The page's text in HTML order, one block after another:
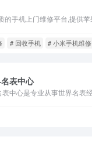
# 回收手机 # 小米手机维修
表中心